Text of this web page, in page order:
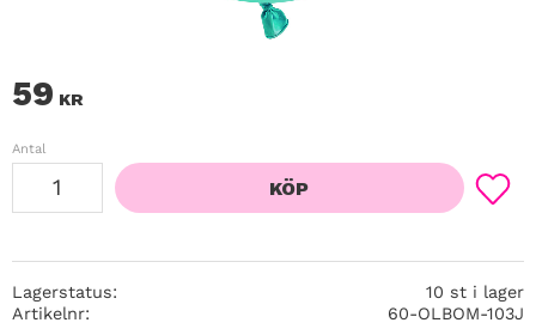
59 KR
Antal
KÖP
Lägg
Lagerstatus
10 st i lager
Artikelnr
60-OLBOM-103J